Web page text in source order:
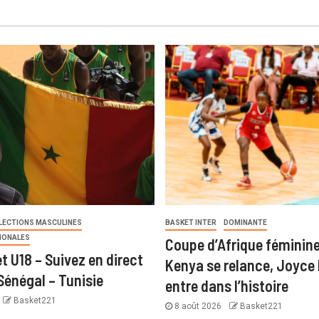
MASCULINES
U18 – Suivez en direct
– Tunisie
Basket221
BASKET INTER DOMINANTE
Coupe d’Afrique
Kenya se relance, Joyce
entre dans l’histoire
8 août 2026 Basket221